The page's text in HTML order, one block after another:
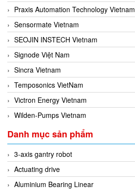
Praxis Automation Technology Vietnam
Sensormate Vietnam
SEOJIN INSTECH Vietnam
Signode Việt Nam
Sincra Vietnam
Temposonics VietNam
Victron Energy Vietnam
Wilden-Pumps Vietnam
Danh mục sản phẩm
3-axis gantry robot
Actuating drive
Aluminium Bearing Linear